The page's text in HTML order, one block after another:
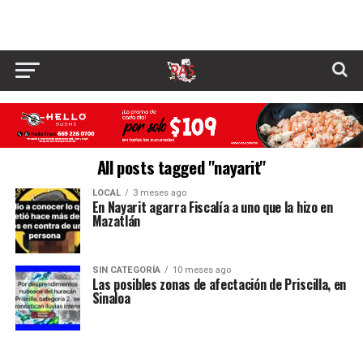
All posts tagged "nayarit"
LOCAL 3 meses ago
En Nayarit agarra Fiscalía a uno que la hizo en
Mazatlán
SIN CATEGORÍA 10 meses ago
Las posibles zonas de afectación de Priscilla, en
Sinaloa